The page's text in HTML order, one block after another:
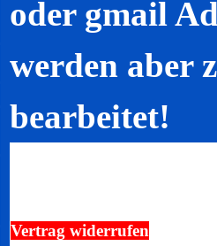
oder gmail
werden aber
bearbeitet!
Vertrag widerrufen